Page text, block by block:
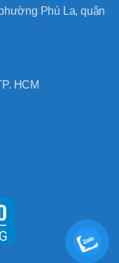
Phú La, quận
HCM